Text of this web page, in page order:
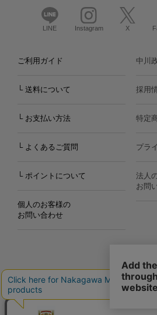
LINE Instagram X
ご利用ガイド
└ 送料について
└ お支払い方法
└ よくあるご質問
└ ポイントについて
個人のお客様の
お問い合わせ
中川
採用
特定
プラ
法人
お問
Copyright©2000